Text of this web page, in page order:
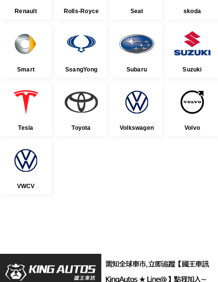
Renault Rolls-Royce Seat skoda
Smart SsangYong Subaru Suzuki
Tesla Toyota Volkswagen Volvo
VWCV